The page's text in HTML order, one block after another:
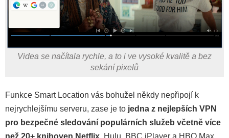
Videa se načítala rychle, a to i ve vysoké kvalitě a bez
sekání pixelů
Funkce Smart Location vás bohužel někdy nepřipojí k
nejrychlejšímu serveru, zase je to jedna z nejlepších VPN
pro bezpečné sledování populárních služeb včetně více
než 20+ knihoven Netflix, Hulu, BBC iPlayer a HBO Max.